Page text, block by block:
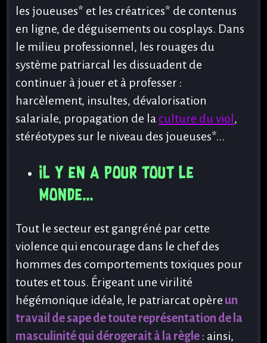
les joueuses* et les créatrices* de contenus
en ligne, de déguisements ou cosplays. Dans
le milieu professionnel, les rouages du
système patriarcal les dissuadent de
continuer à jouer et à professer :
harcèlement, insultes, dévalorisation
salariale, propagation de la culture du viol ,
stéréotypes sur le niveau des joueuses*...
Il y en a pour tout le
monde...
Tout le secteur est gangréné par cette
violence qui encourage dans le chef des
hommes des comportements toxiques pour
toutes et tous. Érigeant une virilité
hégémonique idéale, le patriarcat opère un
travail de sape de toute représentation de la
masculinité qui dérogerait à la règle : ainsi,